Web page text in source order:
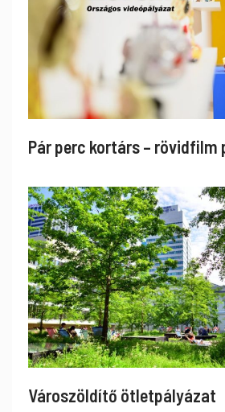
Pár perc kortárs – rövidfilm
Városzöldítő ötletpályázat